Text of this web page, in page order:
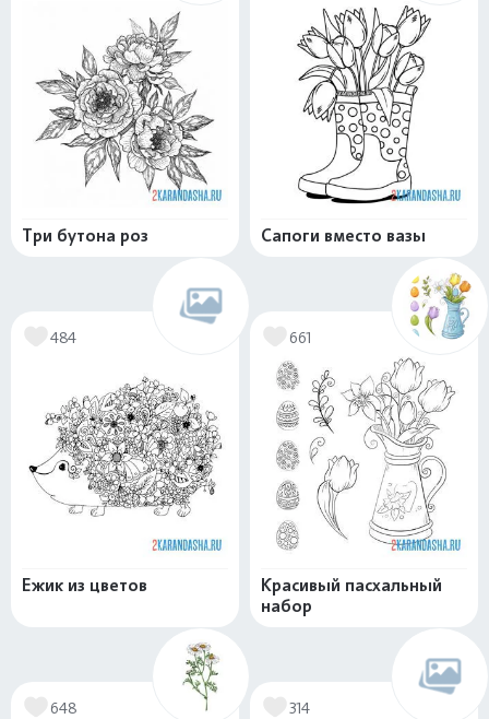
Три бутона роз Сапоги вместо вазы
484
Ежик из цветов
661
Красивый пасхальный
набор
648 314